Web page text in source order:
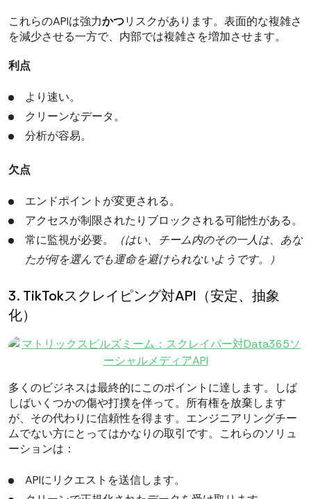
これらのAPIは強力かつリスクがあります。表面的な複雑さ
を減少させる一方で、内部では複雑さを増加させます。
利点
より速い。
クリーンなデータ。
分析が容易。
欠点
エンドポイントが変更される。
アクセスが制限されたりブロックされる可能性がある。
常に監視が必要。
（はい、チーム内のその一人は、あな
たが何を選んでも運命を避けられないようです。）
3. TikTokスクレイピング対API（安定、抽象
化）
多くのビジネスは最終的にこのポイントに達します。しば
しばいくつかの傷や打撲を伴って。所有権を放棄します
が、その代わりに信頼性を得ます。エンジニアリングチー
ムでない方にとってはかなりの取引です。これらのソリュ
ーションは：
APIにリクエストを送信します。